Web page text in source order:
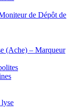
de Dépôt de
(Ache) – Marqueur